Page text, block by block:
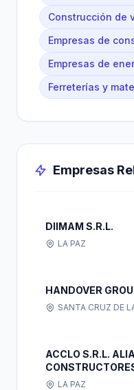
Construcción de
Empresas de
Empresas de
Ferreterías y
Empresas
DIIMAM S.R.L.
LA PAZ
HANDOVER
SANTA CRUZ DE
ACCLO S.R.L.
LA PAZ